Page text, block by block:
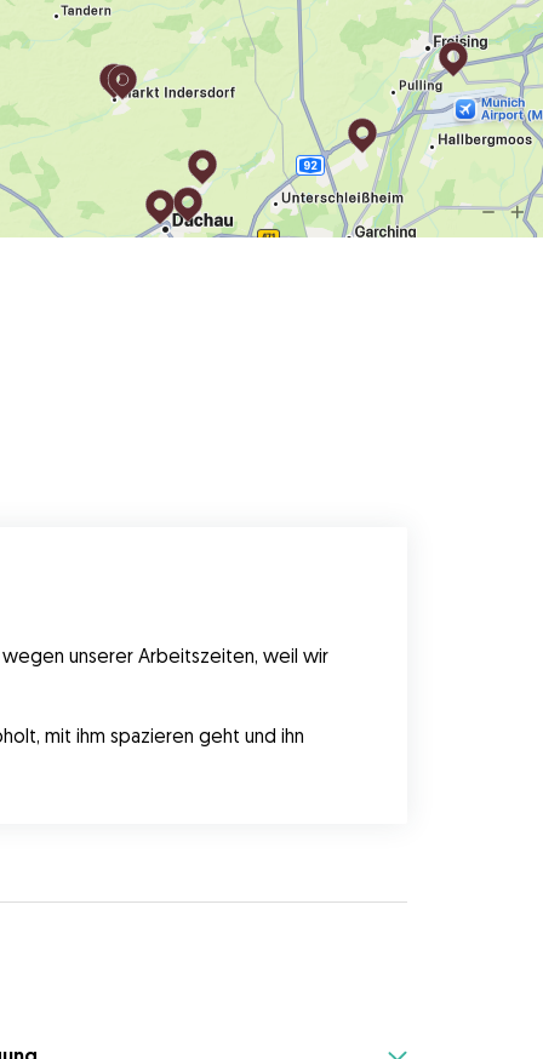
unserer Arbeitszeiten, weil wir
mit ihm spazieren geht und ihn